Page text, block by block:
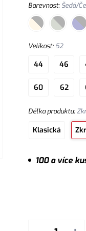
Barevnost: Šedá/
Velikost: 52
44 46
60 62
Délka produktu:
Klasická
100 a více